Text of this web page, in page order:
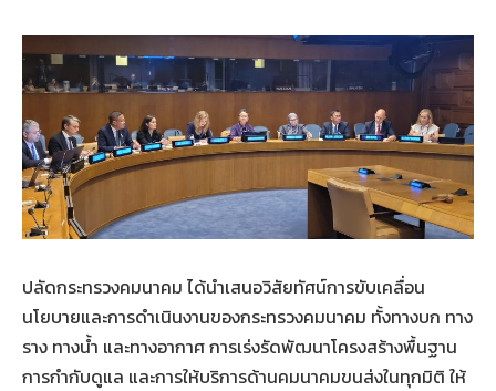
ปลัดกระทรวงคมนาคม ได้นำเสนอวิสัยทัศน์การขับเคลื่อน
นโยบายและการดำเนินงานของกระทรวงคมนาคม ทั้งทางบก ทาง
ราง ทางน้ำ และทางอากาศ การเร่งรัดพัฒนาโครงสร้างพื้นฐาน
การกำกับดูแล และการให้บริการด้านคมนาคมขนส่งในทุกมิติ ให้